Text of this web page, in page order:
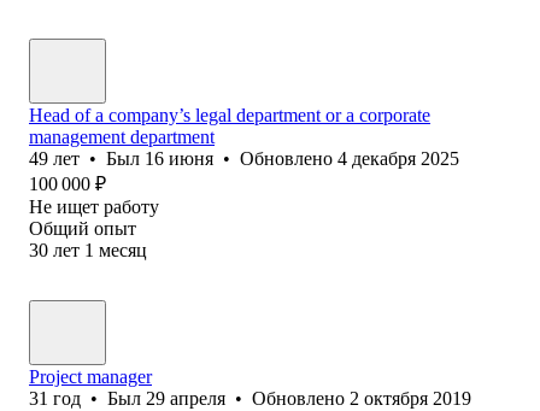
Head of a company’s legal department or a corporate
management department
49 лет • Был 16 июня • Обновлено 4 декабря 2025
100 000 ₽
Не ищет работу
Общий опыт
30 лет 1 месяц
Project manager
31 год • Был 29 апреля • Обновлено 2 октября 2019